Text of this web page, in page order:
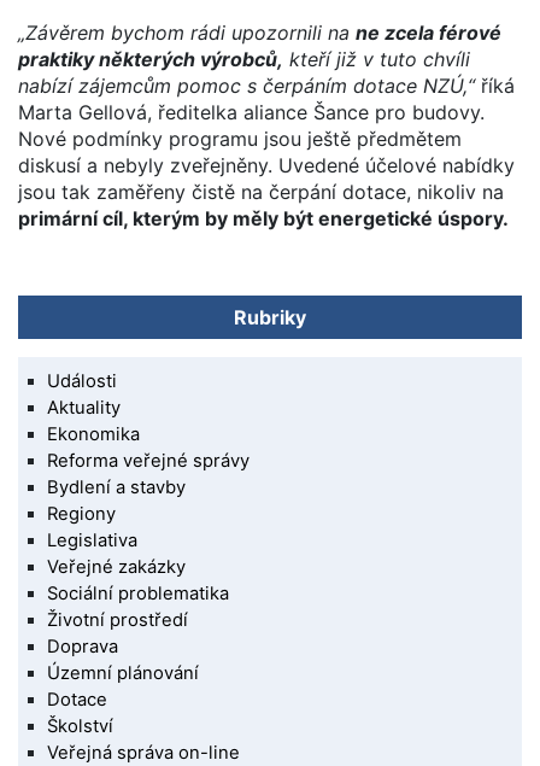
„Závěrem bychom rádi upozornili na ne zcela férové
praktiky některých výrobců, kteří již v tuto chvíli
nabízí zájemcům pomoc s čerpáním dotace NZÚ,“říká
Marta Gellová, ředitelka aliance Šance pro budovy.
Nové podmínky programu jsou ještě předmětem
diskusí a nebyly zveřejněny. Uvedené účelové nabídky
jsou tak zaměřeny čistě na čerpání dotace, nikoliv na
primární cíl, kterým by měly být energetické úspory.
Rubriky
Události
Aktuality
Ekonomika
Reforma veřejné správy
Bydlení a stavby
Regiony
Legislativa
Veřejné zakázky
Sociální problematika
Životní prostředí
Doprava
Územní plánování
Dotace
Školství
Veřejná správa on-line